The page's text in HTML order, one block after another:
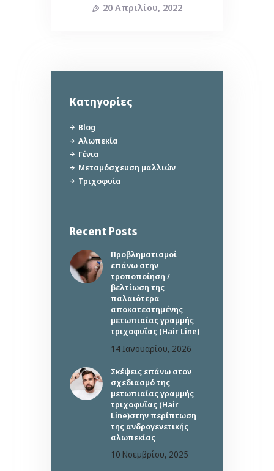
20 Απριλίου, 2022
Kατηγορίες
Blog
Αλωπεκία
Γένια
Μεταμόσχευση μαλλιών
Τριχοφυία
Recent Posts
Προβληματισμοί
επάνω στην
τροποποίηση /
βελτίωση της
παλαιότερα
αποκατεστημένης
μετωπιαίας γραμμής
τριχοφυΐας (Hair Line)
14 Ιανουαρίου, 2026
Σκέψεις επάνω στον
σχεδιασμό της
μετωπιαίας γραμμής
τριχοφυΐας (Hair
Line)στην περίπτωση
της ανδρογενετικής
αλωπεκίας
10 Νοεμβρίου, 2025